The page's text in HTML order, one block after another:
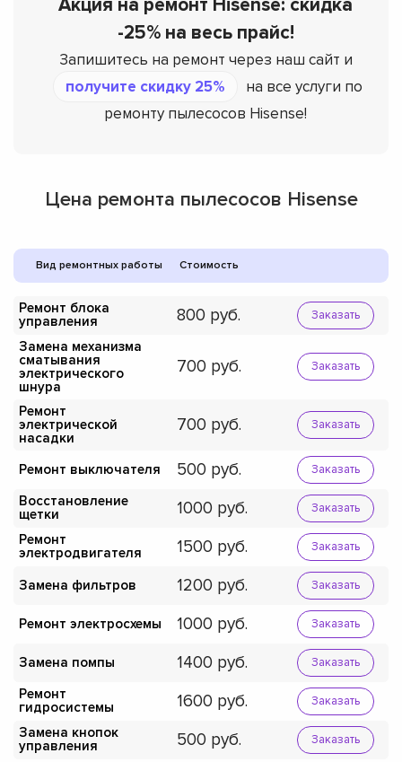
Акция на ремонт Hisense: скидка
-25% на весь прайс!
Запишитесь на ремонт через наш сайт и
получите скидку 25%
на все услуги по
ремонту пылесосов Hisense!
Цена ремонта пылесосов Hisense
Вид ремонтных работы Стоимость
Ремонт блока
управления
800 Заказать
Замена механизма
сматывания
электрического
шнура
700 Заказать
Ремонт
электрической
насадки
700 Заказать
Ремонт выключателя 500 Заказать
Восстановление
щетки
1000 Заказать
Ремонт
электродвигателя
1500 Заказать
Замена фильтров 1200 Заказать
Ремонт электросхемы 1000 Заказать
Замена помпы 1400 Заказать
Ремонт
гидросистемы
1600 Заказать
Замена кнопок
управления
500 Заказать